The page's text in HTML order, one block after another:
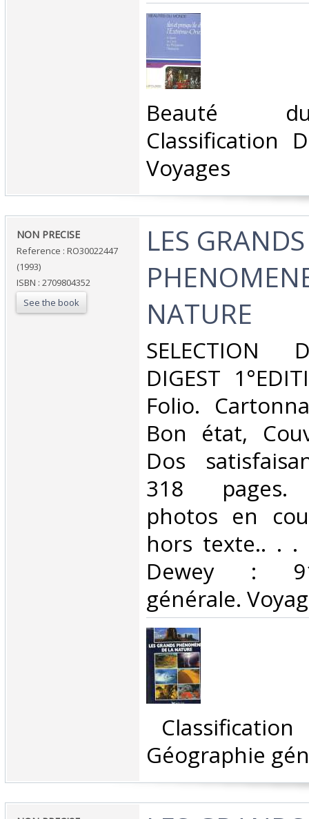
‎Beauté
Classification
Voyages‎
‎NON PRECISE‎
Reference : RO30022447
(1993)
ISBN : 2709804352
See the book
‎LES GRANDS
NATURE‎
‎SELECTION
DIGEST
Folio.
Bon état,
Dos
318 pages.
photos en
hors texte.. . .
Dewey :
générale.
Géographie